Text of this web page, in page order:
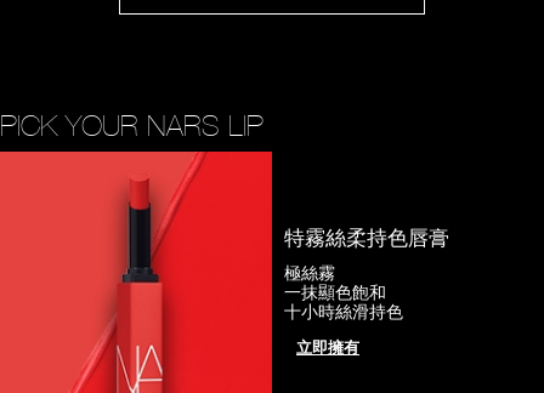
PICK YOUR NARS LIP
特霧絲柔持色唇膏
極絲霧
一抹顯色飽和
十小時絲滑持色
立即擁有